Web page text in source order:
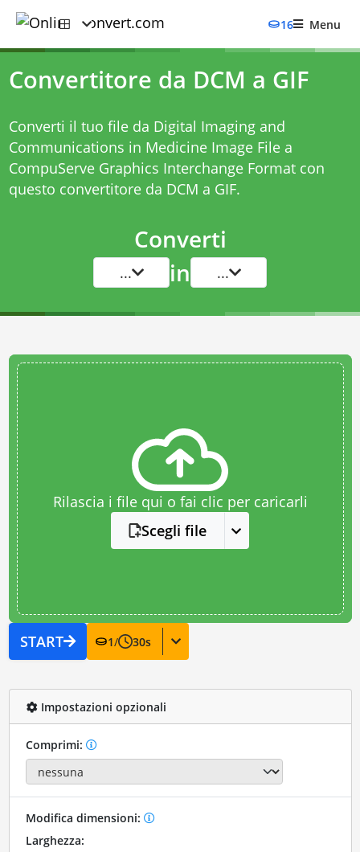
16 Menu
Convertitore da DCM a GIF
Converti il tuo file da Digital Imaging and
Communications in Medicine Image File a
CompuServe Graphics Interchange Format con
questo convertitore da DCM a GIF.
Converti
... in ...
Rilascia i file qui o fai clic per caricarli
Scegli file
START 1/ 30s
Impostazioni opzionali
Comprimi:
Modifica dimensioni:
Larghezza: